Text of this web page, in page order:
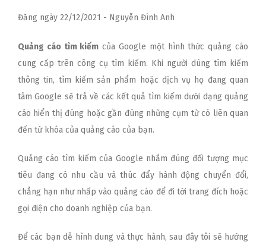
Đăng ngày 22/12/2021 - Nguyễn Đình Anh
Quảng cáo tìm kiếm của Google một hình thức quảng cáo
cung cấp trên công cụ tìm kiếm. Khi người dùng tìm kiếm
thông tin, tìm kiếm sản phẩm hoặc dịch vụ họ đang quan
tâm Google sẽ trả về các kết quả tìm kiếm dưới dạng quảng
cáo hiển thị đúng hoặc gần đúng những cụm từ có liên quan
đến từ khóa của quảng cáo của bạn.
Quảng cáo tìm kiếm của Google nhắm đúng đối tượng mục
tiêu đang có nhu cầu và thúc đẩy hành động chuyển đổi,
chẳng hạn như nhấp vào quảng cáo để đi tới trang đích hoặc
gọi điện cho doanh nghiệp của bạn.
Để các bạn dễ hình dung và thực hành, sau đây tôi sẽ hướng